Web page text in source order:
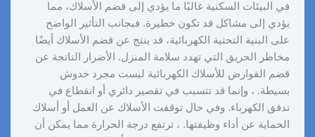
في البيئات السكنية غالبًا ما يؤدي إلى قضم الأسلاك، مما
يؤدي إلى مشاكل قد تكون خطيرة. فبجانب التأثير الواضح
على البنية التحتية الكهربائية، قد ينتج عن قضم الأسلاك أيضًا
مخاطر الحريق التي تهدد سلامة المنزل. الأضرار الناتجة عن
قضم القوارض للأسلاك الكهربائية ليست مجرد خدوش
بسيطة. ، وإنما قد تتسبب في تقصير دائري أو انقطاع في
تدفق الكهرباء. وفي حال توقفت الأسلاك عن العمل أو أسلاك
الحماية عن أداء وظيفتها. ، ترتفع درجة الحرارة مما يمكن أن